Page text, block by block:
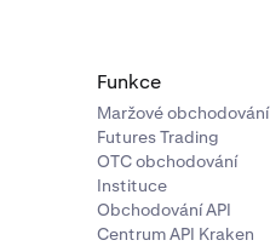
Funkce
Maržové obchodování
Futures Trading
OTC obchodování
Instituce
Obchodování API
Centrum API Kraken